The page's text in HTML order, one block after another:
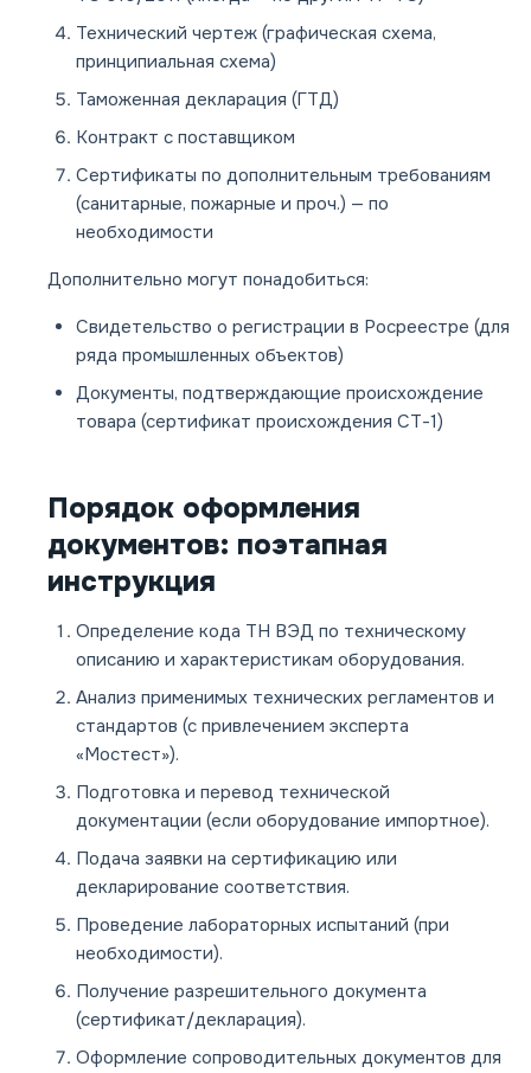
Технический чертеж (графическая схема,
принципиальная схема)
Таможенная декларация (ГТД)
Контракт с поставщиком
Сертификаты по дополнительным требованиям
(санитарные, пожарные и проч.) — по
необходимости
Дополнительно могут понадобиться:
Свидетельство о регистрации в Росреестре (для
ряда промышленных объектов)
Документы, подтверждающие происхождение
товара (сертификат происхождения СТ-1)
Порядок оформления
документов: поэтапная
инструкция
Определение кода ТН ВЭД по техническому
описанию и характеристикам оборудования.
Анализ применимых технических регламентов и
стандартов (с привлечением эксперта
«Мостест»).
Подготовка и перевод технической
документации (если оборудование импортное).
Подача заявки на сертификацию или
декларирование соответствия.
Проведение лабораторных испытаний (при
необходимости).
Получение разрешительного документа
(сертификат/декларация).
Оформление сопроводительных документов для